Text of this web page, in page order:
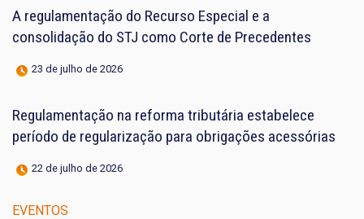
A regulamentação do Recurso Especial e a
consolidação do STJ como Corte de Precedentes
23 de julho de 2026
Regulamentação na reforma tributária estabelece
período de regularização para obrigações acessórias
22 de julho de 2026
EVENTOS